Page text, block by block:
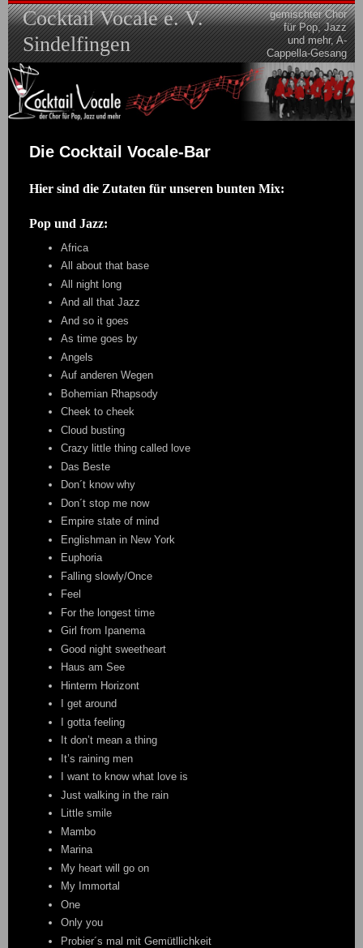
Skip
to
content
Cocktail Vocale e. V.
Sindelfingen
gemischter Chor
für Pop, Jazz
und mehr, A-
Cappella-Gesang
Die Cocktail Vocale-Bar
Hier sind die Zutaten für unseren bunten Mix:
Pop und Jazz:
Africa
All about that base
All night long
And all that Jazz
And so it goes
As time goes by
Angels
Auf anderen Wegen
Bohemian Rhapsody
Cheek to cheek
Cloud busting
Crazy little thing called love
Das Beste
Don´t know why
Don´t stop me now
Empire state of mind
Englishman in New York
Euphoria
Falling slowly/Once
Feel
For the longest time
Girl from Ipanema
Good night sweetheart
Haus am See
Hinterm Horizont
I get around
I gotta feeling
It don’t mean a thing
It’s raining men
I want to know what love is
Just walking in the rain
Little smile
Mambo
Marina
My heart will go on
My Immortal
One
Only you
Probier´s mal mit Gemütllichkeit